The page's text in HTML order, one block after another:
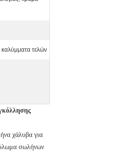
τελών
χάλυβα για
σωλήνων